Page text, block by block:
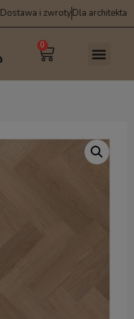
Dostawa i zwrotyDla architekta
0